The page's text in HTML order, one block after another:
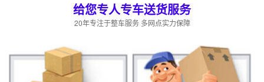
给您专人专车送货服务
20年专注于整车服务 多网点实力保障